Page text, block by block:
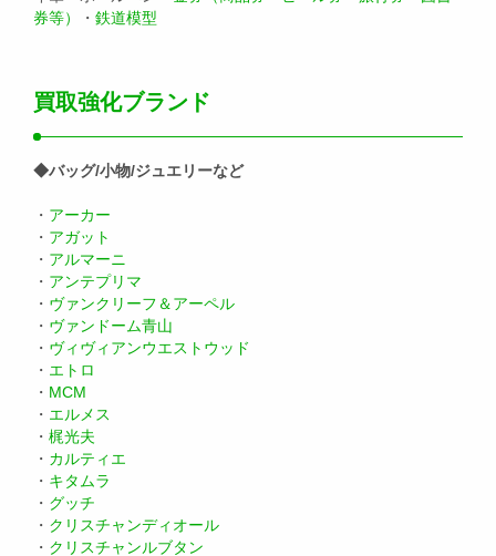
券等）
・ 鉄道模型
買取強化ブランド
◆バッグ/小物/ジュエリーなど
・ アーカー
・ アガット
・ アルマーニ
・ アンテプリマ
・ ヴァンクリーフ＆アーペル
・ ヴァンドーム青山
・ ヴィヴィアンウエストウッド
・ エトロ
・ MCM
・ エルメス
・ 梶光夫
・ カルティエ
・ キタムラ
・ グッチ
・ クリスチャンディオール
・ クリスチャンルブタン